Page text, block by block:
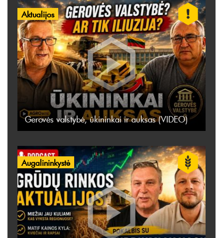
Aktualijos
Gerovės valstybė, ūkininkai ir auksas (VIDEO)
Augalininkystė